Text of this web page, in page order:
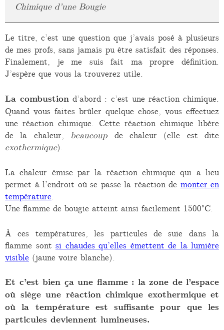
Chimique d’une Bougie
Le titre, c’est une question que j’avais posé à plusieurs
de mes profs, sans jamais pu être satisfait des réponses.
Finalement, je me suis fait ma propre définition.
J’espère que vous la trouverez utile.
La combustion d’abord : c’est une réaction chimique.
Quand vous faites brûler quelque chose, vous effectuez
une réaction chimique. Cette réaction chimique libère
de la chaleur, beaucoup de chaleur (elle est dite
exothermique).
La chaleur émise par la réaction chimique qui a lieu
permet à l’endroit où se passe la réaction de monter en
température
Une flamme de bougie atteint ainsi facilement 1500°C.
À ces températures, les particules de suie dans la
flamme sont si chaudes qu’elles émettent de la lumière
visible (jaune voire blanche).
Et c’est bien ça une flamme : la zone de l’espace
où siège une réaction chimique exothermique et
où la température est suffisante pour que les
particules deviennent lumineuses.